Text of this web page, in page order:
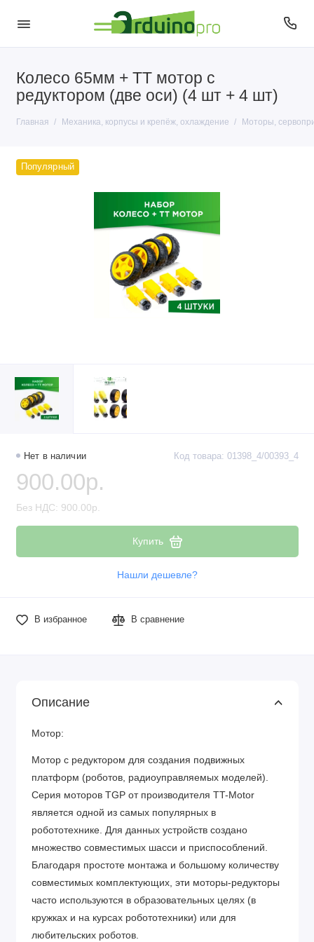
Колесо 65мм + ТТ мотор с
редуктором (две оси) (4 шт + 4 шт)
Главная Механика, корпусы и крепёж, охлаждение Моторы,
Корпусы и крепёж
Моторы, сервоприводы и помпы
Популярный
Нет в наличии Код товара: 01398_4/00393_4
900.00р.
Без НДС: 900.00р.
Купить
Нашли дешевле?
В избранное В сравнение
Описание
Мотор:
Мотор с редуктором для создания подвижных
платформ (роботов, радиоуправляемых моделей).
Серия моторов TGP от производителя TT-Motor
является одной из самых популярных в
робототехнике. Для данных устройств создано
множество совместимых шасси и приспособлений.
Благодаря простоте монтажа и большому количеству
совместимых комплектующих, эти моторы-редукторы
часто используются в образовательных целях (в
кружках и на курсах робототехники) или для
любительских роботов.